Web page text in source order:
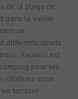
de la plage de
dans la vieille
se
différents sports
Rapallo est
pour les
célébrez votre
terrasse.